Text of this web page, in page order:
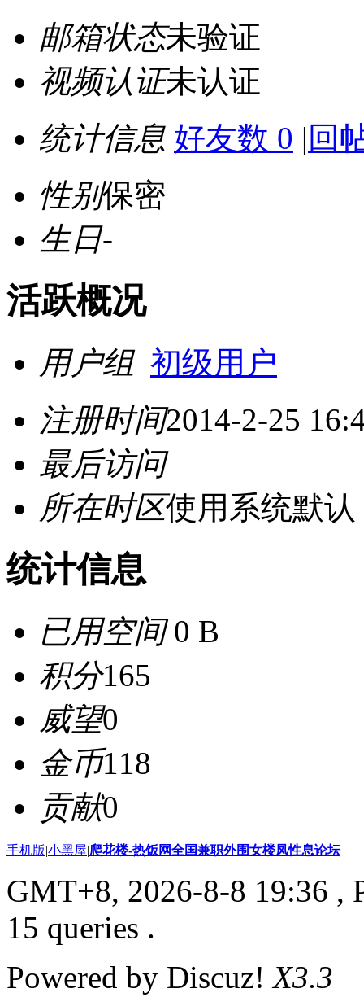
邮箱状态未验证
视频认证未认证
统计信息 好友数 0 | 回
性别保密
生日-
活跃概况
用户组 初级用户
注册时间2014-2-25
最后访问
所在时区使用系统默认
统计信息
已用空间0 B
积分165
威望0
金币118
贡献0
手机版|小黑屋|爬花楼-热饭网全国兼职外围女楼凤性息论坛
GMT+8, 2026-8-8 19:36 ,
15 queries .
Powered by Discuz!X3.3